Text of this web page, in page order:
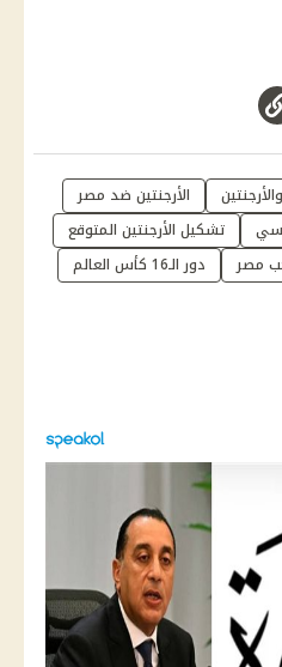
الأرجنتين ضد مصر
تشكيل الأرجنتين المتوقع
مصر
دور الـ16 كأس العالم